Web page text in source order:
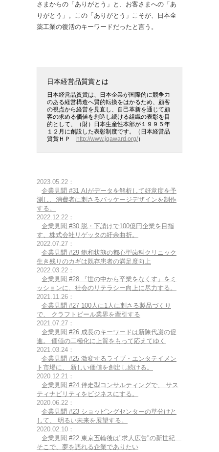
さまからの「ありがとう」と、お客さまへの「あ
りがとう」。この「ありがとう」こそが、日本全
薬工業の復活のキーワードだったと言う。
日本経営品質賞とは
日本経営品質賞は、日本企業が国際的に競争力
のある経営構造へ質的転換をはかるため、顧客
の視点から経営を見直し、自己革新を通じて顧
客の求める価値を創造し続ける組織の表彰を目
的として、（財）日本生産性本部が１９９５年
１２月に創設した表彰制度です。（日本経営品
質賞ＨＰ
http://www.jqaward.org/）
2023.05.22：
企業見聞 #31 AIがデータを解析して好意度を予
測し、消費者に刺さるパッケージデザインを制作
する。
2022.12.22：
企業見聞 #30 脱・下請けで100億円企業を目指
す、株式会社リゲッタの紆余曲折。
2022.07.27：
企業見聞 #29 飽和状態の都心型歯科クリニック
生き残りのカギは既存患者の満足度向上
2022.03.22：
企業見聞 #28 『世の中から卒業をなくす』をミ
ッションに、社会のリテラシー向上に尽力する。
2021.11.26：
企業見聞 #27 100人に1人に刺さる製品づくり
で、 クラフトビール業界を牽引する
2021.07.27：
企業見聞 #26 成長のキーワードは新陳代謝の促
進。 価値の二極化に上質をもって応えてゆく
2021.03.24：
企業見聞 #25 激変するライブ・エンタテイメン
ト市場に、 新しい価値を創出し続ける。
2020.12.21：
企業見聞 #24 伴走型コンサルティングで、 サス
ティナビリティをビジネスにする。
2020.06.22：
企業見聞 #23 ショッピングセンターの草分けと
して、 明るい未来を展望する。
2020.02.10：
企業見聞 #22 東京五輪後は"求人広告"の新世紀
そこで、夢を語れる企業でありたい